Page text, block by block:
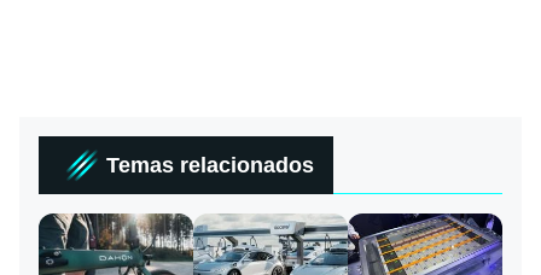
Temas relacionados